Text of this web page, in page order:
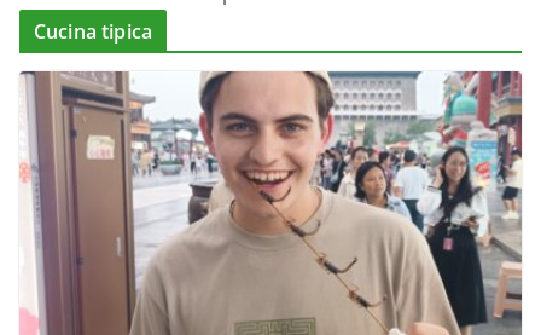
Cucina tipica